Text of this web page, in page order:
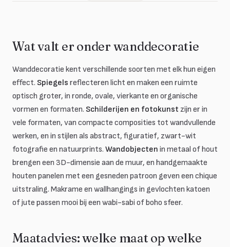
Wat valt er onder wanddecoratie
Wanddecoratie kent verschillende soorten met elk hun eigen
effect. Spiegels reflecteren licht en maken een ruimte
optisch groter, in ronde, ovale, vierkante en organische
vormen en formaten. Schilderijen en fotokunst zijn er in
vele formaten, van compacte composities tot wandvullende
werken, en in stijlen als abstract, figuratief, zwart-wit
fotografie en natuurprints. Wandobjecten in metaal of hout
brengen een 3D-dimensie aan de muur, en handgemaakte
houten panelen met een gesneden patroon geven een chique
uitstraling. Makrame en wallhangings in gevlochten katoen
of jute passen mooi bij een wabi-sabi of boho sfeer.
Maatadvies: welke maat op welke